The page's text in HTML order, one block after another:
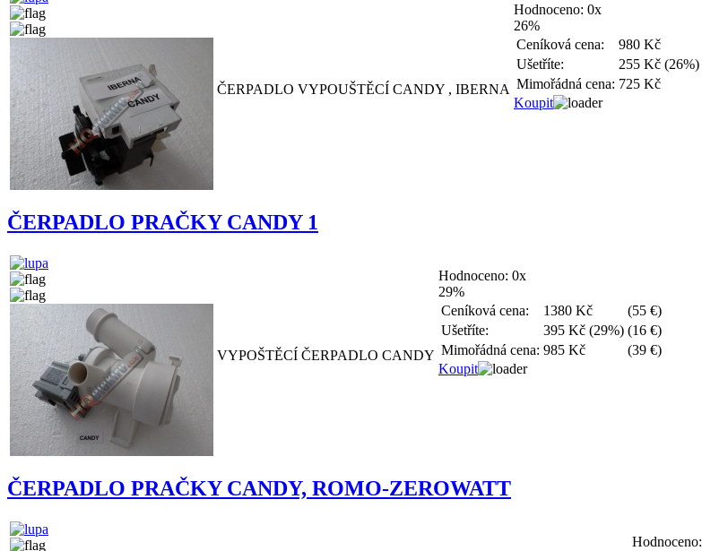
ČERPADLO VYPOUŠTĚCÍ CANDY , IBERNA
Hodnoceno: 0x
26%
Ceníková cena:
980 Kč
Ušetříte:
255 Kč (26%)
Mimořádná cena: 725 Kč
Koupit
ČERPADLO PRAČKY CANDY 1
VYPOŠTĚCÍ ČERPADLO CANDY
Hodnoceno: 0x
29%
Ceníková cena:
1380 Kč
(55 €)
Ušetříte:
395 Kč (29%) (16 €)
Mimořádná cena: 985 Kč
(39 €)
Koupit
ČERPADLO PRAČKY CANDY, ROMO-ZEROWATT
Hodnoceno: